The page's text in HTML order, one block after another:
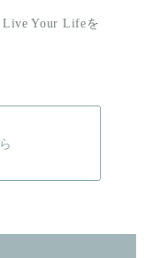
Live Your Lifeを